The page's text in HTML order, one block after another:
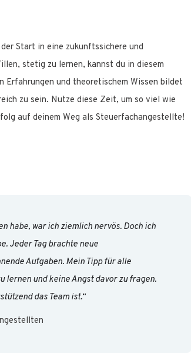
Start in eine zukunftssichere und
stetig zu lernen, kannst du in diesem
und theoretischem Wissen bildet
zu sein. Nutze diese Zeit, um so viel wie
auf deinem Weg als Steuerfachangestellte!
habe, war ich ziemlich nervös. Doch ich
Jeder Tag brachte neue
Aufgaben. Mein Tipp für alle
lernen und keine Angst davor zu fragen.
das Team ist.“